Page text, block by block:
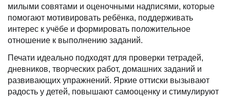
милыми совятами и оценочными надписями, которые
помогают мотивировать ребёнка, поддерживать
интерес к учёбе и формировать положительное
отношение к выполнению заданий.
Печати идеально подходят для проверки тетрадей,
дневников, творческих работ, домашних заданий и
развивающих упражнений. Яркие оттиски вызывают
радость у детей, повышают самооценку и стимулируют